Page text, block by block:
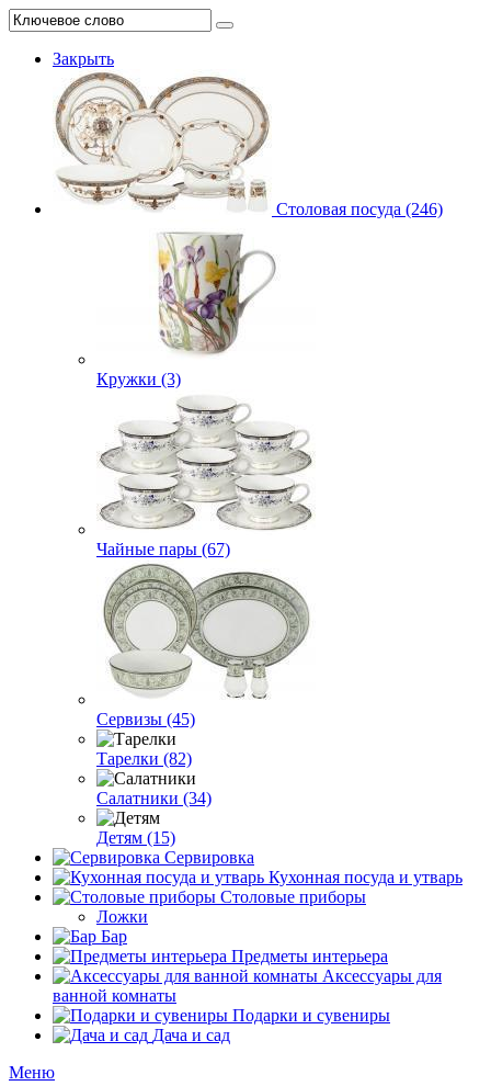
Закрыть
Столовая посуда (246)
Кружки (3)
Чайные пары (67)
Сервизы (45)
Тарелки (82)
Салатники (34)
Детям (15)
Сервировка
Кухонная посуда и утварь
Столовые приборы
Ложки
Бар
Предметы интерьера
Аксессуары для
ванной комнаты
Подарки и сувениры
Дача и сад
Меню